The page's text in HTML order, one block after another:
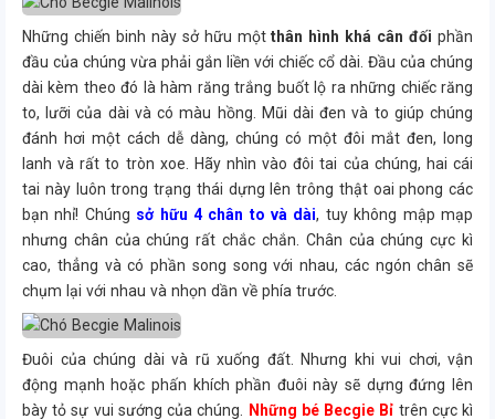
Những chiến binh này sở hữu mộtthân hình khá cân đối phần
đầu của chúng vừa phải gắn liền với chiếc cổ dài. Đầu của chúng
dài kèm theo đó là hàm răng trắng buốt lộ ra những chiếc răng
to, lưỡi của dài và có màu hồng. Mũi dài đen và to giúp chúng
đánh hơi một cách dễ dàng, chúng có một đôi mắt đen, long
lanh và rất to tròn xoe. Hãy nhìn vào đôi tai của chúng, hai cái
tai này luôn trong trạng thái dựng lên trông thật oai phong các
bạn nhỉ! Chúng sở hữu 4 chân to và dài, tuy không mập mạp
nhưng chân của chúng rất chắc chắn. Chân của chúng cực kì
cao, thẳng và có phần song song với nhau, các ngón chân sẽ
chụm lại với nhau và nhọn dần về phía trước.
Đuôi của chúng dài và rũ xuống đất. Nhưng khi vui chơi, vận
động mạnh hoặc phấn khích phần đuôi này sẽ dựng đứng lên
bày tỏ sự vui sướng của chúng.
Những bé Becgie Bỉ trên cực kì